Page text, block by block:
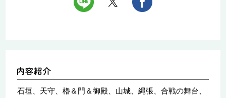
石垣、天守、櫓＆門＆御殿、山城、縄張、合戦の舞台、